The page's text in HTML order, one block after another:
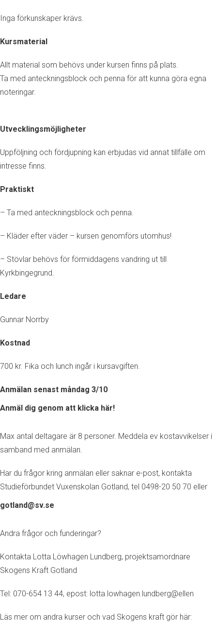
Inga förkunskaper krävs.
Kursmaterial
Allt material som behövs under kursen finns på plats.
Ta med anteckningsblock och penna för att kunna göra egna
noteringar.
Utvecklingsmöjligheter
Uppföljning och fördjupning kan erbjudas vid annat tillfälle om
intresse finns.
Praktiskt
– Ta med anteckningsblock och penna.
– Kläder efter väder – kursen genomförs utomhus!
– Stövlar behövs för förmiddagens vandring ut till
Kyrkbingegrund.
Ledare
Gunnar Norrby
Kostnad
700 kr. Fika och lunch ingår i kursavgiften.
Anmälan senast måndag 3/10
Anmäl dig genom att klicka här!
Max antal deltagare är 8 personer. Meddela ev kostavvikelser i
samband med anmälan.
Har du frågor kring anmälan eller saknar e-post, kontakta
Studieförbundet Vuxenskolan Gotland, tel 0498-20 50 70 eller
gotland@sv.se
Andra frågor och funderingar?
Kontakta Lotta Löwhagen Lundberg, projektsamordnare
Skogens Kraft Gotland
Tel: 070-654 13 44, epost: lotta.lowhagen.lundberg@ellen
Läs mer om andra kurser och vad Skogens kraft gör här: